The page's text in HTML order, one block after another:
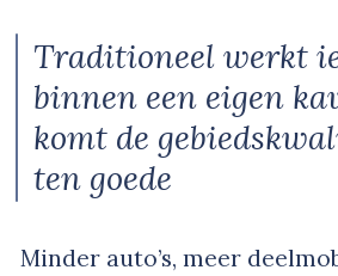
Traditioneel werkt
binnen een eigen
komt de
ten goede
Minder auto’s, meer